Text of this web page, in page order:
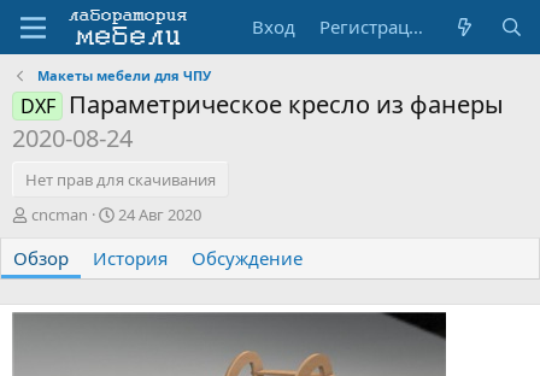
Вход Регистрация
Макеты мебели для ЧПУ
DXF
Параметрическое кресло из фанеры
2020-08-24
Нет прав для скачивания
А
т
о
р
cncman
Д
т
а
с
24 Авг 2020
Обзор История Обсуждение